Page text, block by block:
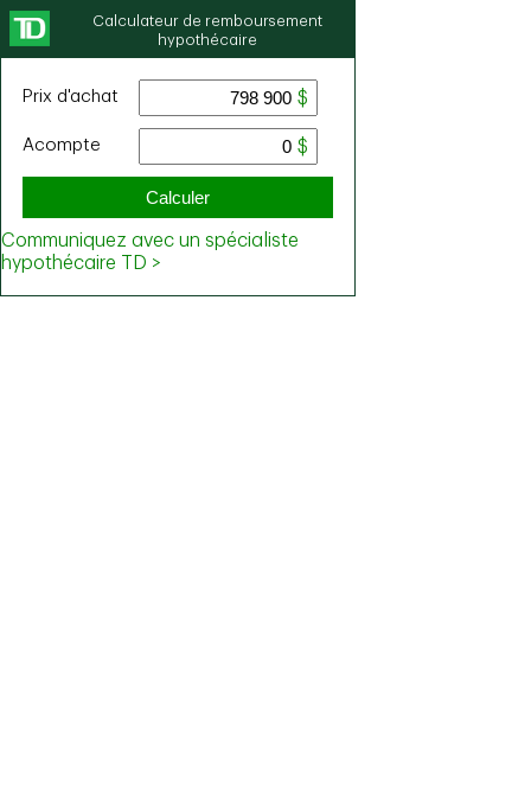
Calculateur de remboursement
hypothécaire
Prix ​​d'achat
Acompte
Calculer
Communiquez avec un spécialiste
hypothécaire TD >